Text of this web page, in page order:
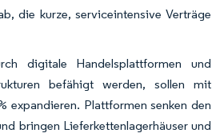
die kurze, serviceintensive Verträge
digitale Handelsplattformen und
befähigt werden, sollen mit
expandieren. Plattformen senken den
bringen Lieferkettenlagerhäuser und